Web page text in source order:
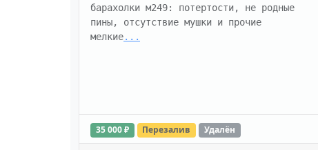
барахолки м249: потертости, не родные
пины, отсутствие мушки и прочие
мелкие...
35 000 ₽ Перезалив Удалён